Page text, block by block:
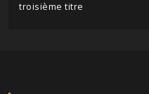
troisième titre